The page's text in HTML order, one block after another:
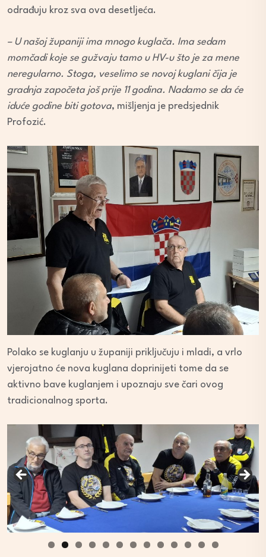
odrađuju kroz sva ova desetljeća.
– U našoj županiji ima mnogo kuglača. Ima sedam
momčadi koje se gužvaju tamo u HV-u što je za mene
neregularno. Stoga, veselimo se novoj kuglani čija je
gradnja započeta još prije 11 godina. Nadamo se da će
iduće godine biti gotova, mišljenja je predsjednik
Profozić.
Polako se kuglanju u županiji priključuju i mladi, a vrlo
vjerojatno će nova kuglana doprinijeti tome da se
aktivno bave kuglanjem i upoznaju sve čari ovog
tradicionalnog sporta.